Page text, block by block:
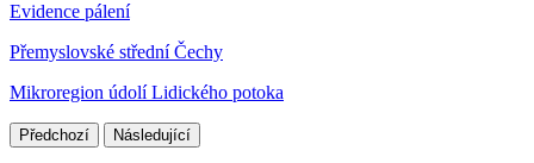
Evidence pálení
Přemyslovské střední Čechy
Mikroregion údolí Lidického potoka
Předchozí Následující